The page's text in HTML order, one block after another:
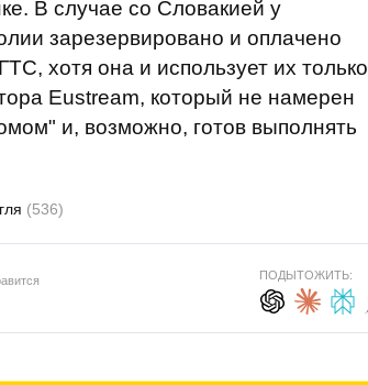
В случае со Словакией у
зарезервировано и оплачено
хотя она и использует их только
Eustream, который не намерен
и, возможно, готов выполнять
(536)
ПОДЫТОЖИТЬ: